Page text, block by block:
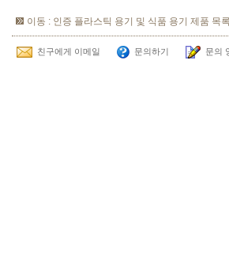
이동 : 인증 플라스틱 용기 및 식품 용기 제품 목록
친구에게 이메일 문의하기 문의